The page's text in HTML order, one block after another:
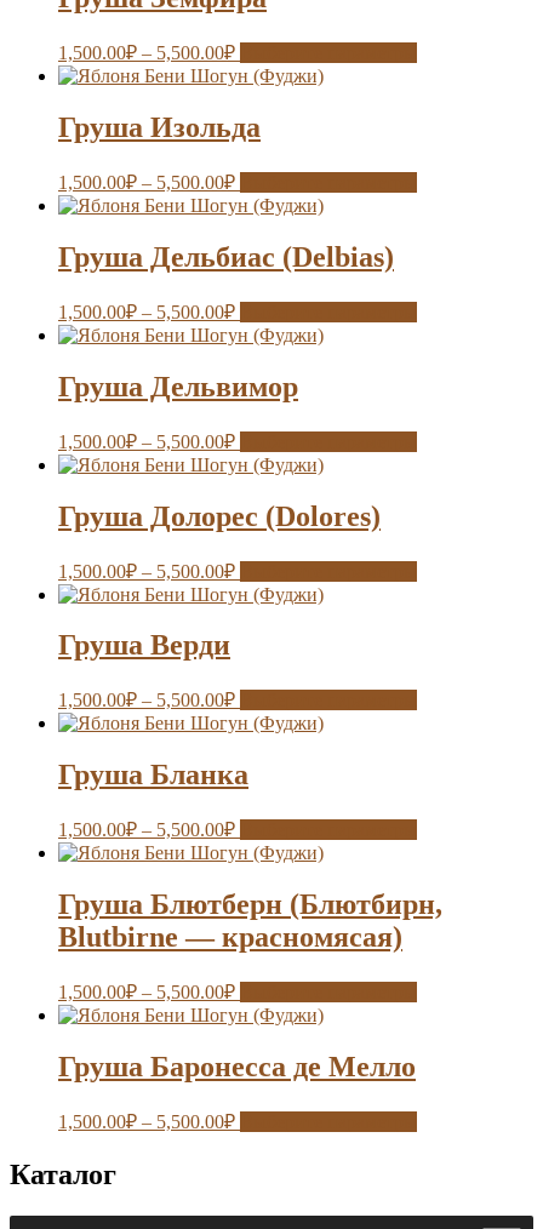
1,500.00₽ – 5,500.00₽
Груша Изольда
1,500.00₽ – 5,500.00₽
Груша Дельбиас (Delbias)
1,500.00₽ – 5,500.00₽
Груша Дельвимор
1,500.00₽ – 5,500.00₽
Груша Долорес (Dolores)
1,500.00₽ – 5,500.00₽
Груша Верди
1,500.00₽ – 5,500.00₽
Груша Бланка
1,500.00₽ – 5,500.00₽
Груша Блютберн (Блютбирн,
Blutbirne — красномясая)
1,500.00₽ – 5,500.00₽
Груша Баронесса де Мелло
1,500.00₽ – 5,500.00₽
Каталог